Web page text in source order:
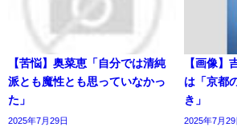
【苦悩】奥菜恵「自分では清純
派とも魔性とも思っていなかっ
た」
2025年7月29日
【画像】
は「京都
き」
2025年7月29